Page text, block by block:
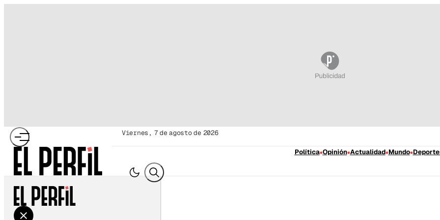
viernes, 7 de agosto de 2026
Política Opinión Actualidad Mundo